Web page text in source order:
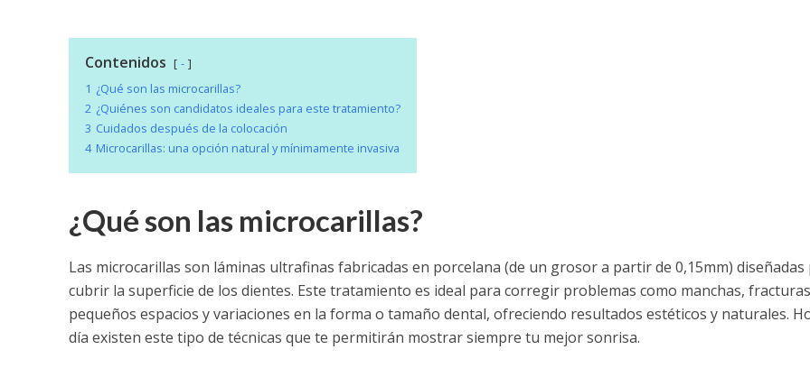
Contenidos
-
1 ¿Qué son las microcarillas?
2 ¿Quiénes son candidatos ideales para este tratamiento?
3 Cuidados después de la colocación
4 Microcarillas: una opción natural y mínimamente invasiva
¿Qué son las microcarillas?
Las microcarillas son láminas ultrafinas fabricadas en porcelana (de un grosor a partir de 0,15mm) diseñadas
cubrir la superficie de los dientes. Este tratamiento es ideal para corregir problemas como manchas,
pequeños espacios y variaciones en la forma o tamaño dental, ofreciendo resultados estéticos y naturales.
día existen este tipo de técnicas que te permitirán mostrar siempre tu mejor sonrisa.